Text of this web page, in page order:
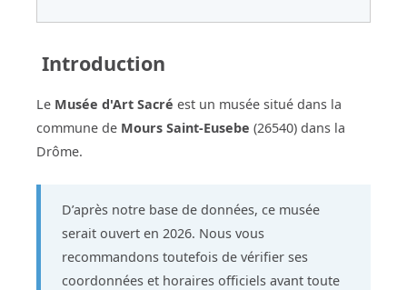
Introduction
Le Musée d'Art Sacré est un musée situé dans la
commune de Mours Saint-Eusebe (26540) dans la
Drôme.
D’après notre base de données, ce musée
serait ouvert en 2026. Nous vous
recommandons toutefois de vérifier ses
coordonnées et horaires officiels avant toute